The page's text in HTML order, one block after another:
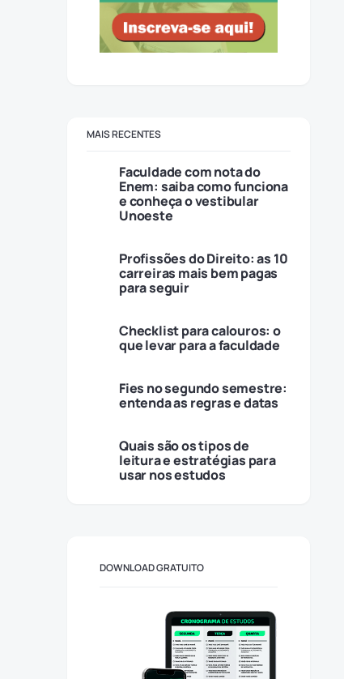
MAIS RECENTES
Faculdade com nota do
Enem: saiba como funciona
e conheça o vestibular
Unoeste
Profissões do Direito: as 10
carreiras mais bem pagas
para seguir
Checklist para calouros: o
que levar para a faculdade
Fies no segundo semestre:
entenda as regras e datas
Quais são os tipos de
leitura e estratégias para
usar nos estudos
DOWNLOAD GRATUITO